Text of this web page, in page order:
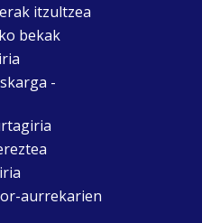
itzultzea
bekak
-
aurrekarien